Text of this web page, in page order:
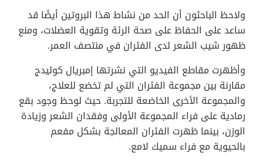
ولاحظ الباحثون أن الحد من نشاط هذا البروتين أيضًا قد
ساعد على الحفاظ على صحة الرئة وتقوية العضلات، ومنع
ظهور شيب الشعر لدى الفئران في منتصف العمر.
وأظهرت مقاطع الفيديو التي نشرتها إمبريال كوليدج
مقارنة بين مجموعة الفئران التي لم تخضع للعلاج،
والمجموعة الأخرى الخاضعة للتجربة. حيث لوحظ وجود بقع
رمادية على فراء المجموعة الأولى وفقدان الشعر وزيادة
الوزن، بينما ظهرت الفئران المعالجة بشكل مفعم
بالحيوية مع فراء سميك لامع.